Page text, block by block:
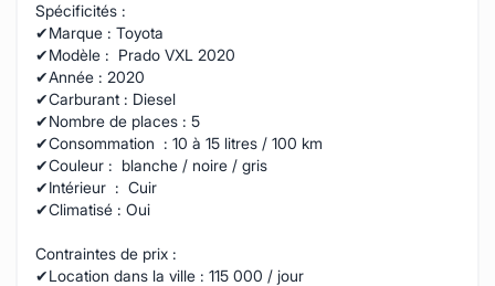
Spécificités :
✔Marque : Toyota
✔Modèle : Prado VXL 2020
✔Année : 2020
✔Carburant : Diesel
✔Nombre de places : 5
✔Consommation : 10 à 15 litres / 100 km
✔Couleur : blanche / noire / gris
✔Intérieur : Cuir
✔Climatisé : Oui
Contraintes de prix :
✔Location dans la ville : 115 000 / jour